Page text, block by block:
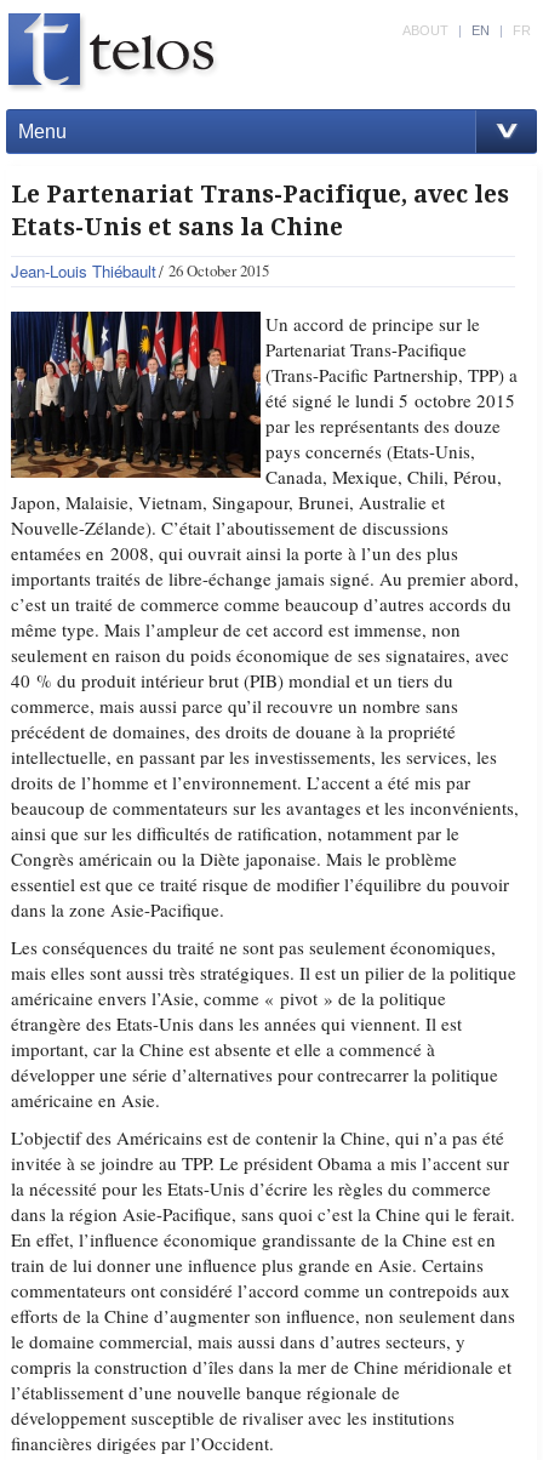
Menu
ABOUT | EN | FR
Le Partenariat Trans-Pacifique, avec les
Etats-Unis et sans la Chine
Jean-Louis Thiébault 26 October 2015
Un accord de principe sur le
Partenariat Trans-Pacifique
(Trans-Pacific Partnership, TPP) a
été signé le lundi 5 octobre 2015
par les représentants des douze
pays concernés (Etats-Unis,
Canada, Mexique, Chili, Pérou,
Japon, Malaisie, Vietnam, Singapour, Brunei, Australie et
Nouvelle-Zélande). C’était l’aboutissement de discussions
entamées en 2008, qui ouvrait ainsi la porte à l’un des plus
importants traités de libre-échange jamais signé. Au premier abord,
c’est un traité de commerce comme beaucoup d’autres accords du
même type. Mais l’ampleur de cet accord est immense, non
seulement en raison du poids économique de ses signataires, avec
40 % du produit intérieur brut (PIB) mondial et un tiers du
commerce, mais aussi parce qu’il recouvre un nombre sans
précédent de domaines, des droits de douane à la propriété
intellectuelle, en passant par les investissements, les services, les
droits de l’homme et l’environnement. L’accent a été mis par
beaucoup de commentateurs sur les avantages et les inconvénients,
ainsi que sur les difficultés de ratification, notamment par le
Congrès américain ou la Diète japonaise. Mais le problème
essentiel est que ce traité risque de modifier l’équilibre du pouvoir
dans la zone Asie-Pacifique.
Les conséquences du traité ne sont pas seulement économiques,
mais elles sont aussi très stratégiques. Il est un pilier de la politique
américaine envers l’Asie, comme « pivot » de la politique
étrangère des Etats-Unis dans les années qui viennent. Il est
important, car la Chine est absente et elle a commencé à
développer une série d’alternatives pour contrecarrer la politique
américaine en Asie.
L’objectif des Américains est de contenir la Chine, qui n’a pas été
invitée à se joindre au TPP. Le président Obama a mis l’accent sur
la nécessité pour les Etats-Unis d’écrire les règles du commerce
dans la région Asie-Pacifique, sans quoi c’est la Chine qui le ferait.
En effet, l’influence économique grandissante de la Chine est en
train de lui donner une influence plus grande en Asie. Certains
commentateurs ont considéré l’accord comme un contrepoids aux
efforts de la Chine d’augmenter son influence, non seulement dans
le domaine commercial, mais aussi dans d’autres secteurs, y
compris la construction d’îles dans la mer de Chine méridionale et
l’établissement d’une nouvelle banque régionale de
développement susceptible de rivaliser avec les institutions
financières dirigées par l’Occident.